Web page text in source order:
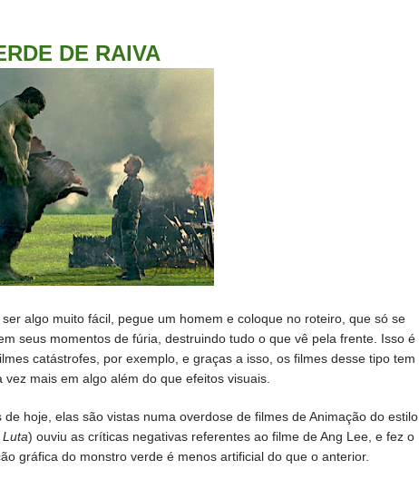
DE RAIVA
algo muito fácil, pegue um homem e coloque no roteiro, que só se
seus momentos de fúria, destruindo tudo o que vê pela frente. Isso é
catástrofes, por exemplo, e graças a isso, os filmes desse tipo tem
vez mais em algo além do que efeitos visuais.
hoje, elas são vistas numa overdose de filmes de Animação do estilo
) ouviu as críticas negativas referentes ao filme de Ang Lee, e fez o
gráfica do monstro verde é menos artificial do que o anterior.